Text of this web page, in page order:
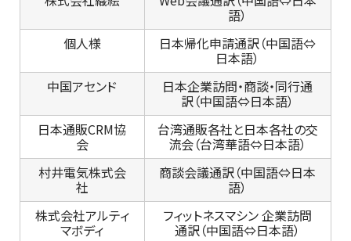
語）
個人様
日本帰化申請通訳（中国語⇔
日本語）
中国アセンド
日本企業訪問・商談・同行通
訳（中国語⇔日本語）
日本通販CRM協
会
台湾通販各社と日本各社の交
流会（台湾華語⇔日本語）
村井電気株式会
社
商談会議通訳（中国語⇔日本
語）
株式会社アルティ
マボディ
フィットネスマシン 企業訪問
通訳（中国語⇔日本語）